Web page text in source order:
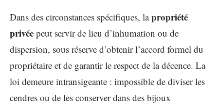
Dans des circonstances spécifiques, lapropriété
privée peut servir de lieu d’inhumation ou de
dispersion, sous réserve d’obtenir l’accord formel du
propriétaire et de garantir le respect de la décence. La
loi demeure intransigeante : impossible de diviser les
cendres ou de les conserver dans des bijoux